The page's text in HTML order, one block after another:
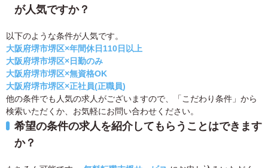
が人気ですか？
以下のような条件が人気です。
大阪府堺市堺区×年間休日110日以上
大阪府堺市堺区×日勤のみ
大阪府堺市堺区×無資格OK
大阪府堺市堺区×正社員(正職員)
他の条件でも人気の求人がございますので、「こだわり条件」から
検索いただくか、お気軽にお問い合わせください。
希望の条件の求人を紹介してもらうことはできます
か？